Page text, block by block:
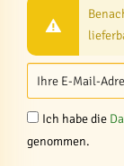
Ich habe die
genommen.